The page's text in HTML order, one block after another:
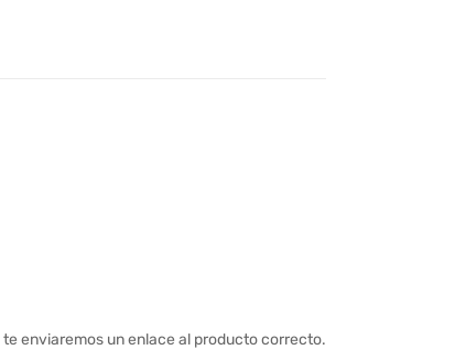
enviaremos un enlace al producto correcto.